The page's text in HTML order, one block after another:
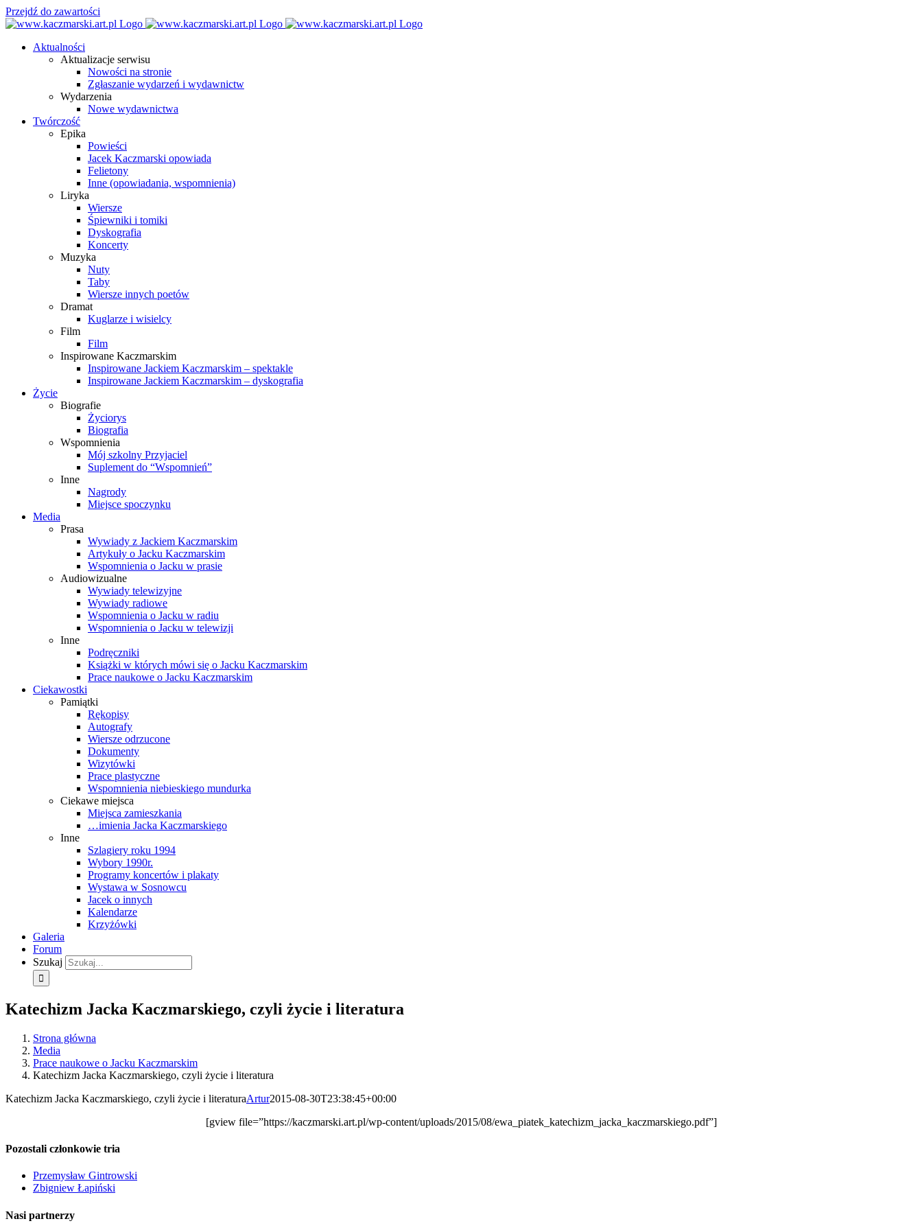
Przejdź do zawartości
Aktualności
Aktualizacje serwisu
Nowości na stronie
Zgłaszanie wydarzeń i wydawnictw
Wydarzenia
Nowe wydawnictwa
Twórczość
Epika
Powieści
Jacek Kaczmarski opowiada
Felietony
Inne (opowiadania, wspomnienia)
Liryka
Wiersze
Śpiewniki i tomiki
Dyskografia
Koncerty
Muzyka
Nuty
Taby
Wiersze innych poetów
Dramat
Kuglarze i wisielcy
Film
Film
Inspirowane Kaczmarskim
Inspirowane Jackiem Kaczmarskim – spektakle
Inspirowane Jackiem Kaczmarskim – dyskografia
Życie
Biografie
Życiorys
Biografia
Wspomnienia
Mój szkolny Przyjaciel
Suplement do “Wspomnień”
Inne
Nagrody
Miejsce spoczynku
Media
Prasa
Wywiady z Jackiem Kaczmarskim
Artykuły o Jacku Kaczmarskim
Wspomnienia o Jacku w prasie
Audiowizualne
Wywiady telewizyjne
Wywiady radiowe
Wspomnienia o Jacku w radiu
Wspomnienia o Jacku w telewizji
Inne
Podręczniki
Książki w których mówi się o Jacku Kaczmarskim
Prace naukowe o Jacku Kaczmarskim
Ciekawostki
Pamiątki
Rękopisy
Autografy
Wiersze odrzucone
Dokumenty
Wizytówki
Prace plastyczne
Wspomnienia niebieskiego mundurka
Ciekawe miejsca
Miejsca zamieszkania
…imienia Jacka Kaczmarskiego
Inne
Szlagiery roku 1994
Wybory 1990r.
Programy koncertów i plakaty
Wystawa w Sosnowcu
Jacek o innych
Kalendarze
Krzyżówki
Galeria
Forum
Szukaj
Katechizm Jacka Kaczmarskiego, czyli życie i literatura
Strona główna
Media
Prace naukowe o Jacku Kaczmarskim
Katechizm Jacka Kaczmarskiego, czyli życie i literatura
Katechizm Jacka Kaczmarskiego, czyli życie i literaturaArtur2015-08-30T23:38:45+00:00
[gview file=”https://kaczmarski.art.pl/wp-content/uploads/2015/08/ewa_piatek_katechizm_jacka_kaczmarskiego.pdf”]
Pozostali członkowie tria
Przemysław Gintrowski
Zbigniew Łapiński
Nasi partnerzy